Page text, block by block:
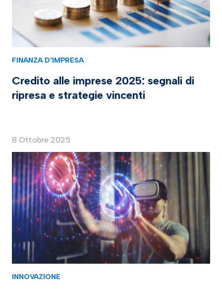
FINANZA D'IMPRESA
Credito alle imprese 2025: segnali di
ripresa e strategie vincenti
8 Ottobre 2025
INNOVAZIONE